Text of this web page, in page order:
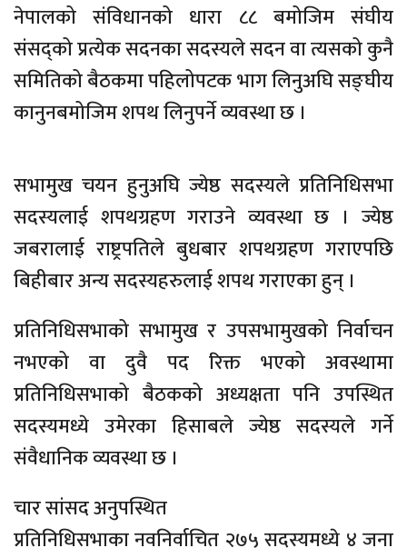
नेपालको संविधानको धारा ८८ बमोजिम संघीय
संसद्को प्रत्येक सदनका सदस्यले सदन वा त्यसको कुनै
समितिको बैठकमा पहिलोपटक भाग लिनुअघि सङ्घीय
कानुनबमोजिम शपथ लिनुपर्ने व्यवस्था छ ।
सभामुख चयन हुनुअघि ज्येष्ठ सदस्यले प्रतिनिधिसभा
सदस्यलाई शपथग्रहण गराउने व्यवस्था छ । ज्येष्ठ
जबरालाई राष्ट्रपतिले बुधबार शपथग्रहण गराएपछि
बिहीबार अन्य सदस्यहरुलाई शपथ गराएका हुन् ।
प्रतिनिधिसभाको सभामुख र उपसभामुखको निर्वाचन
नभएको वा दुवै पद रिक्त भएको अवस्थामा
प्रतिनिधिसभाको बैठकको अध्यक्षता पनि उपस्थित
सदस्यमध्ये उमेरका हिसाबले ज्येष्ठ सदस्यले गर्ने
संवैधानिक व्यवस्था छ ।
चार सांसद अनुपस्थित
प्रतिनिधिसभाका नवनिर्वाचित २७५ सदस्यमध्ये ४ जना